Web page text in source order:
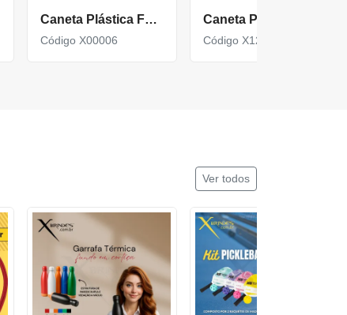
Caneta Plástica Formato Seringa, Contém Marca Texto E Carga Esferográfica Azul X00006
Código X00006 Código X12421
Ver todos